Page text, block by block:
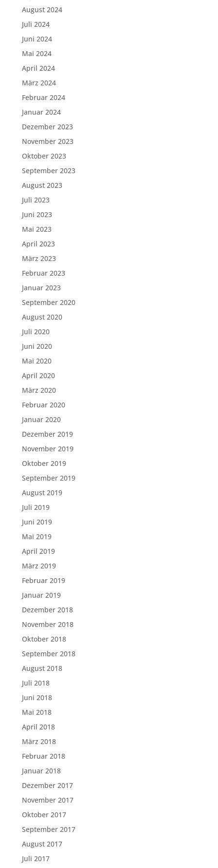
August 2024
Juli 2024
Juni 2024
Mai 2024
April 2024
März 2024
Februar 2024
Januar 2024
Dezember 2023
November 2023
Oktober 2023
September 2023
August 2023
Juli 2023
Juni 2023
Mai 2023
April 2023
März 2023
Februar 2023
Januar 2023
September 2020
August 2020
Juli 2020
Juni 2020
Mai 2020
April 2020
März 2020
Februar 2020
Januar 2020
Dezember 2019
November 2019
Oktober 2019
September 2019
August 2019
Juli 2019
Juni 2019
Mai 2019
April 2019
März 2019
Februar 2019
Januar 2019
Dezember 2018
November 2018
Oktober 2018
September 2018
August 2018
Juli 2018
Juni 2018
Mai 2018
April 2018
März 2018
Februar 2018
Januar 2018
Dezember 2017
November 2017
Oktober 2017
September 2017
August 2017
Juli 2017